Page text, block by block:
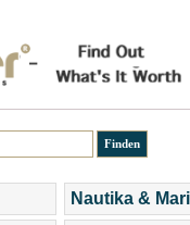
Nautika &